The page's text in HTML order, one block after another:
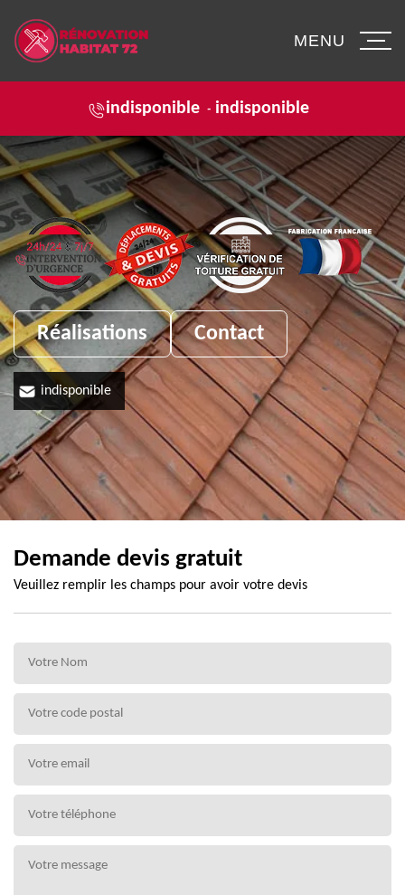
indisponible - indisponible
MENU
Réalisations Contact
indisponible
Demande devis gratuit
Veuillez remplir les champs pour avoir votre devis